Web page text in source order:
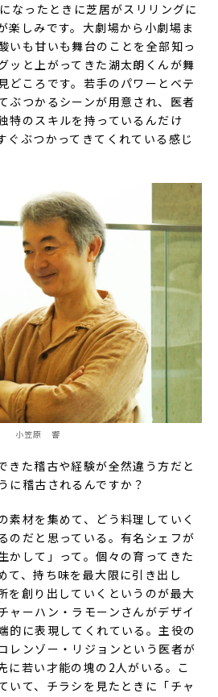
なったときに芝居がスリリングに
楽しみです。大劇場から小劇場ま
いも甘いも舞台のことを全部知っ
ッと上がってきた湖太朗くんが舞
どころです。若手のパワーとベテ
ぶつかるシーンが用意され、医者
特のスキルを持っているんだけ
ぐぶつかってきてくれている感じ
小笠原 響
きた稽古や経験が全然違う方だと
に稽古されるんですか？
素材を集めて、どう料理していく
のだと思っている。有名シェフが
かして」って。個々の育ってきた
て、持ち味を最大限に引き出し
を創り出していくというのが最大
ャーハン・ラモーンさんがデザイ
的に表現してくれている。主役の
レンゾー・リジョンという医者が
に若い才能の塊の2人がいる。こ
いて、チラシを見たときに「チャ